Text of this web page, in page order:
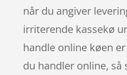
når du angiver
irriterende kassekø
handle online køen
du handler online, så